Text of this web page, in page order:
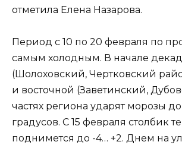
отметила Елена Назарова.
Период с 10 по 20 февраля по
самым холодным. В начале
(Шолоховский, Чертковский
и восточной (Заветинский,
частях региона ударят морозы до
градусов. С 15 февраля столбик
поднимется до -4… +2. Днем на